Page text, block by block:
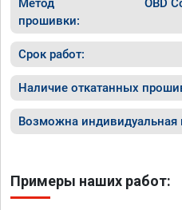
прошивки:
Срок работ:
Наличие откатанных
Возможна индивидуальная
Примеры наших работ: